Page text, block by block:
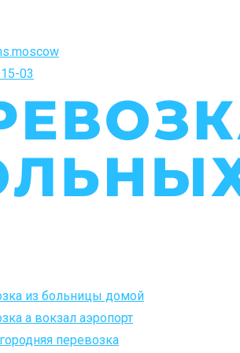
03
из больницы домой
а вокзал аэропорт
перевозка